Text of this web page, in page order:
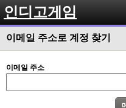
인디고게임
이메일 주소로 계정 찾기
이메일 주소